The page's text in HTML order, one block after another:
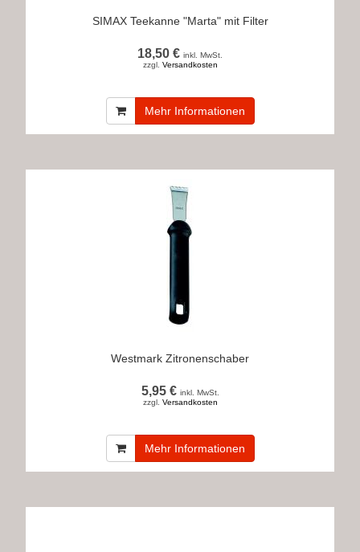
SIMAX Teekanne "Marta" mit Filter
18,50 € inkl. MwSt.
zzgl. Versandkosten
Mehr Informationen
Westmark Zitronenschaber
5,95 € inkl. MwSt.
zzgl. Versandkosten
Mehr Informationen